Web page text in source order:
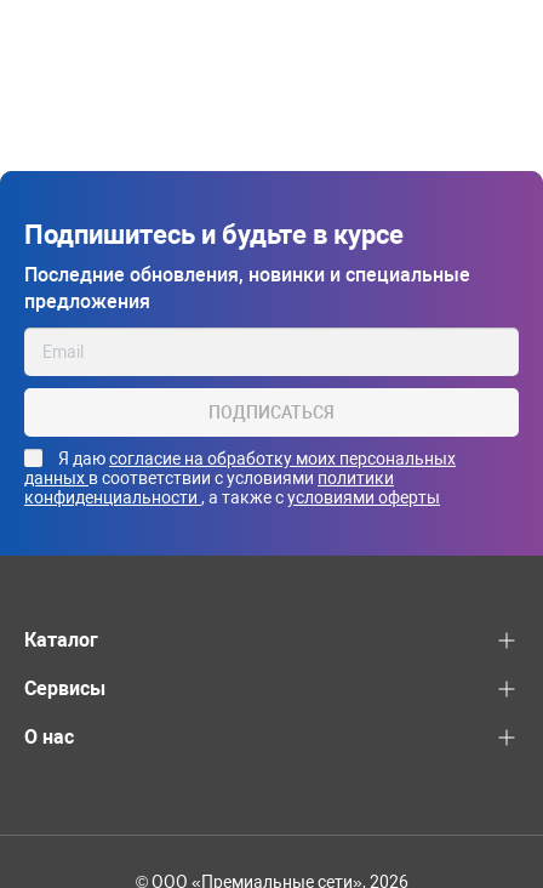
Подпишитесь и будьте в курсе
Последние обновления, новинки и специальные
предложения
ПОДПИСАТЬСЯ
Я даюсогласие на обработку моих персональных
данных в соответствии с условиями политики
конфиденциальности , а также сусловиями оферты
Каталог
Сервисы
О нас
© ООО «Премиальные сети», 2026